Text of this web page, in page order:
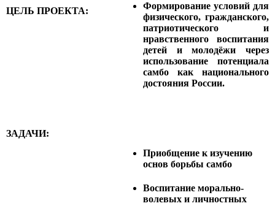
ЦЕЛЬ ПРОЕКТА:
Формирование условий для
физического, гражданского,
патриотического и
нравственного воспитания
детей и молодёжи через
использование потенциала
самбо как национального
достояния России.
ЗАДАЧИ:
Приобщение к изучению
основ борьбы самбо
Воспитание морально-
волевых и личностных